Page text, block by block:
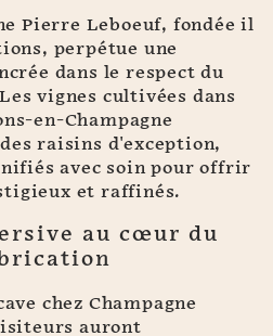
Pierre Leboeuf, fondée il
perpétue une
dans le respect du
vignes cultivées dans
en-Champagne
raisins d'exception,
avec soin pour offrir
et raffinés.
au cœur du
chez Champagne
auront